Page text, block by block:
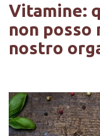
Vitamine:
non posso
nostro